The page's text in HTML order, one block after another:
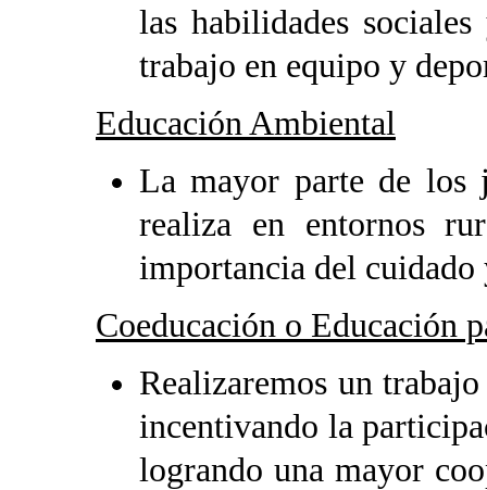
las habilidades
trabajo en equipo y
Educación Ambiental
La mayor parte de los
realiza en entornos
importancia del
Coeducación o Educación
Realizaremos un
incentivando la
logrando una mayor